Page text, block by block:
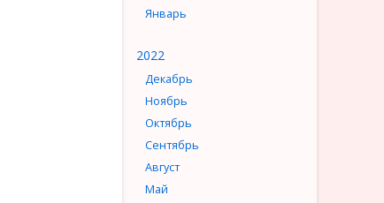
Январь
2022
Декабрь
Ноябрь
Октябрь
Сентябрь
Август
Май